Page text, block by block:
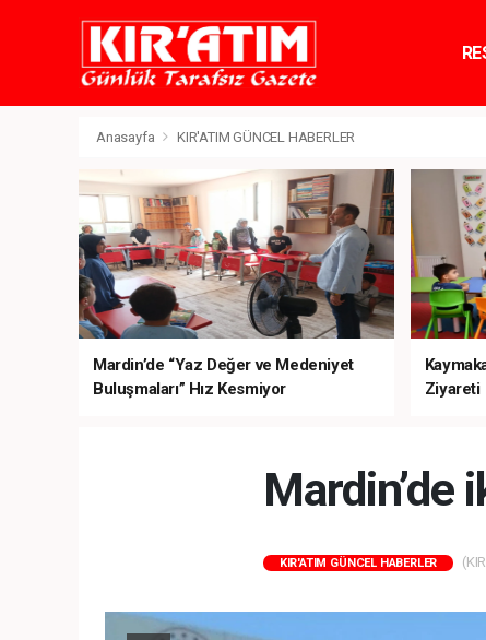
Anasayfa KIR'ATIM GÜNCEL HABERLER
Mardin’de “Yaz Değer ve Medeniyet
Buluşmaları” Hız Kesmiyor
Ziyareti
Mardin’de
KIR'ATIM GÜNCEL HABERLER